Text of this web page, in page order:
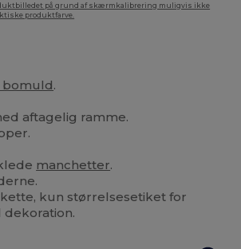
på grund af skærmkalibrering muligvis ikke
produktfarve.
.
aftagelig ramme.
manchetter.
kun størrelsesetiket for
dekoration.